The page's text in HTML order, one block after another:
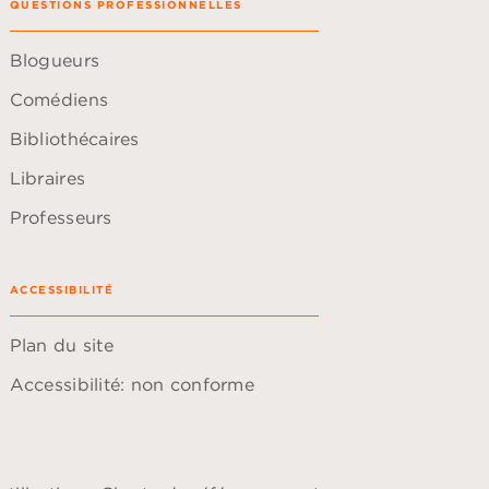
QUESTIONS PROFESSIONNELLES
Blogueurs
Comédiens
Bibliothécaires
Libraires
Professeurs
ACCESSIBILITÉ
Plan du site
Accessibilité: non conforme